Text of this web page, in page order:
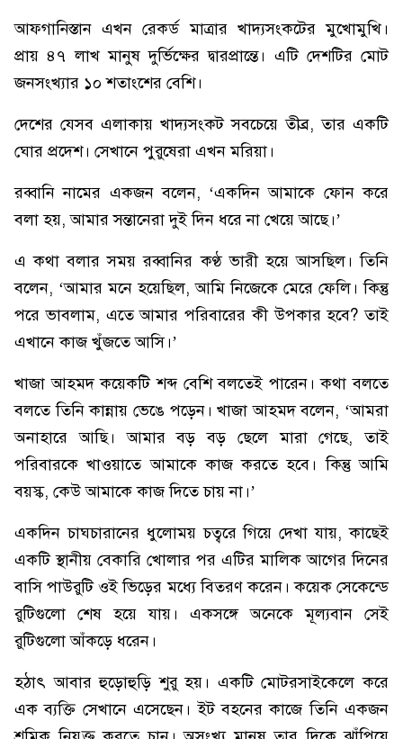
আফগানিস্তান এখন রেকর্ড মাত্রার খাদ্যসংকটের মুখোমুখি।
প্রায় ৪৭ লাখ মানুষ দুর্ভিক্ষের দ্বারপ্রান্তে। এটি দেশটির মোট
জনসংখ্যার ১০ শতাংশের বেশি।
দেশের যেসব এলাকায় খাদ্যসংকট সবচেয়ে তীব্র, তার একটি
ঘোর প্রদেশ। সেখানে পুরুষেরা এখন মরিয়া।
রব্বানি নামের একজন বলেন, ‘একদিন আমাকে ফোন করে
বলা হয়, আমার সন্তানেরা দুই দিন ধরে না খেয়ে আছে।’
এ কথা বলার সময় রব্বানির কণ্ঠ ভারী হয়ে আসছিল। তিনি
বলেন, ‘আমার মনে হয়েছিল, আমি নিজেকে মেরে ফেলি। কিন্তু
পরে ভাবলাম, এতে আমার পরিবারের কী উপকার হবে? তাই
এখানে কাজ খুঁজতে আসি।’
খাজা আহমদ কয়েকটি শব্দ বেশি বলতেই পারেন। কথা বলতে
বলতে তিনি কান্নায় ভেঙে পড়েন। খাজা আহমদ বলেন, ‘আমরা
অনাহারে আছি। আমার বড় বড় ছেলে মারা গেছে, তাই
পরিবারকে খাওয়াতে আমাকে কাজ করতে হবে। কিন্তু আমি
বয়স্ক, কেউ আমাকে কাজ দিতে চায় না।’
একদিন চাঘচারানের ধুলোময় চত্বরে গিয়ে দেখা যায়, কাছেই
একটি স্থানীয় বেকারি খোলার পর এটির মালিক আগের দিনের
বাসি পাউরুটি ওই ভিড়ের মধ্যে বিতরণ করেন। কয়েক সেকেন্ডে
রুটিগুলো শেষ হয়ে যায়। একসঙ্গে অনেকে মূল্যবান সেই
রুটিগুলো আঁকড়ে ধরেন।
হঠাৎ আবার হুড়োহুড়ি শুরু হয়। একটি মোটরসাইকেলে করে
এক ব্যক্তি সেখানে এসেছেন। ইট বহনের কাজে তিনি একজন